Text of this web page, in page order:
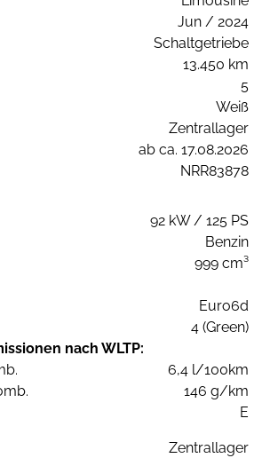
Jun / 2024
Schaltgetriebe
13.450 km
5
Weiß
Zentrallager
ab ca. 17.08.2026
NRR83878
92 kW / 125 PS
Benzin
999 cm³
Euro6d
4 (Green)
nach WLTP:
6,4 l/100km
146 g/km
E
Zentrallager